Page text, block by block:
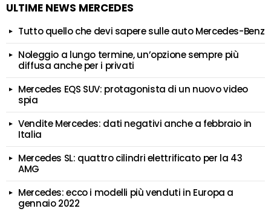
ULTIME NEWS MERCEDES
Tutto quello che devi sapere sulle auto Mercedes-Benz
Noleggio a lungo termine, un’opzione sempre più
diffusa anche per i privati
Mercedes EQS SUV: protagonista di un nuovo video
spia
Vendite Mercedes: dati negativi anche a febbraio in
Italia
Mercedes SL: quattro cilindri elettrificato per la 43
AMG
Mercedes: ecco i modelli più venduti in Europa a
gennaio 2022